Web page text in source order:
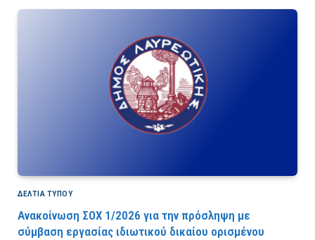
ΔΕΛΤΙΑ ΤΥΠΟΥ
Ανακοίνωση ΣΟΧ 1/2026 για την πρόσληψη με
σύμβαση εργασίας ιδιωτικού δικαίου ορισμένου